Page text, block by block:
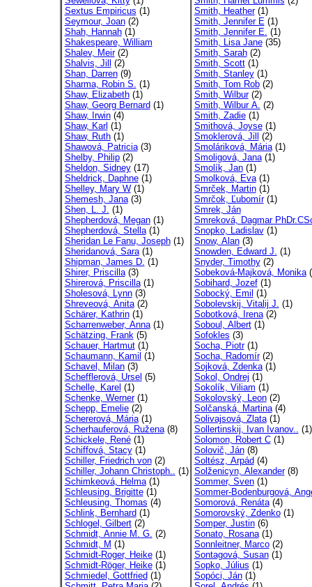
Sextus Empiricus (1)
Seymour, Joan(2)
Shah, Hannah(1)
Shakespeare, William
Shalev, Meir(2)
Shalvis, Jill
(2)
Shan, Darren(9)
Sharma, Robin S. (1)
Shaw, Elizabeth(1)
Shaw, Georg Bernard (1)
Shaw, Irwin(4)
Shaw, Karl (1)
Shaw, Ruth(1)
Shawová, Patricia(3)
Shelby, Philip(2)
Sheldon, Sidney(17)
Sheldrick, Daphne(1)
Shelley, Mary W(1)
Shemesh, Jana(3)
Shen, L. J. (1)
Shepherdová, Megan(1)
Shepherdová, Stella(1)
Sheridan Le Fanu, Joseph(1)
Sheridanová, Sara(1)
Shipman, James D. (1)
Shirer, Priscilla(3)
Shirerová, Priscilla(1)
Sholesová, Lynn(3)
Shreveová, Anita(2)
Schärer, Kathrin(1)
Scharrenweber, Anna(1)
Schätzing, Frank(5)
Schauer, Hartmut(1)
Schaumann, Kamil (1)
Schavel, Milan(3)
Schefflerová, Ursel (5)
Schelle, Karel (1)
Schenke, Werner(1)
Schepp, Emelie(2)
Schererová, Mária(1)
Scherhauferová, Ružena(8)
Schickele, René(1)
Schiffová, Stacy(1)
Schiller, Friedrich von(2)
Schiller, Johann Christoph.. (1)
Schimkeová, Helma(1)
Schleusing, Brigitte(1)
Schleusing, Thomas (4)
Schlink, Bernhard (1)
Schlogel, Gilbert(2)
Schmidt, Annie M. G. (2)
Schmidt, M (1)
Schmidt-Roger, Heike(1)
Schmidt-Röger, Heike(1)
Schmiedel, Gottfried (1)
Smith, Heather(1)
Smith, Jennifer E(1)
Smith, Jennifer E. (1)
Smith, Lisa Jane(35)
Smith, Sarah(2)
Smith, Scott(1)
Smith, Stanley(1)
Smith, Tom Rob(2)
Smith, Wilbur(2)
Smith, Wilbur A. (2)
Smith, Zadie(1)
Smithová, Joyse(1)
Smoklerová, Jill
(2)
Smoláriková, Mária(1)
Smoligová, Jana(1)
Smolík, Jan(1)
Smolková, Eva(1)
Smrček, Martin(1)
Smrčok, Ľubomír(1)
Smrek, Ján
Smreková, Dagmar
Snopko, Ladislav(1)
Snow, Alan(3)
Snowden, Edward J. (1)
Snyder, Timothy(2)
Sobeková-Majková, Monika
Sobihard, Jozef(1)
Sobocký, Emil (1)
Sobolevskij, Vitalij J. (1)
Sobotková, Irena(2)
Soboul, Albert(1)
Sofokles (3)
Socha, Piotr(1)
Socha, Radomír(2)
Sojková, Zdenka(1)
Sokol, Ondrej (1)
Sokolík, Viliam (1)
Sokolovský, Leon(2)
Solčanská, Martina(4)
Solivajsová, Zlata(1)
Sollertinskij, Ivan Ivanov.. (1)
Solomon, Robert C(1)
Solovič, Ján(8)
Soltész, Arpád (4)
Solženicyn, Alexander(8)
Sommer, Sven(1)
Sommer-Bodenburgová,
Somorová, Renáta(4)
Somorovský, Zdenko(1)
Somper, Justin(6)
Sonato, Rosana(1)
Sonnleitner, Marco(2)
Sontagová, Susan(1)
Sopko, Július (1)
Sopóci, Ján(1)